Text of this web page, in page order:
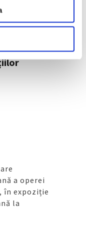
a lui
a operei
în expoziție
la